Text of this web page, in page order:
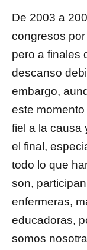
De 2003 a
congresos
pero a finales
descanso
embargo,
este
fiel a la causa
el final,
todo lo que
son,
enfermeras,
educadoras,
somos